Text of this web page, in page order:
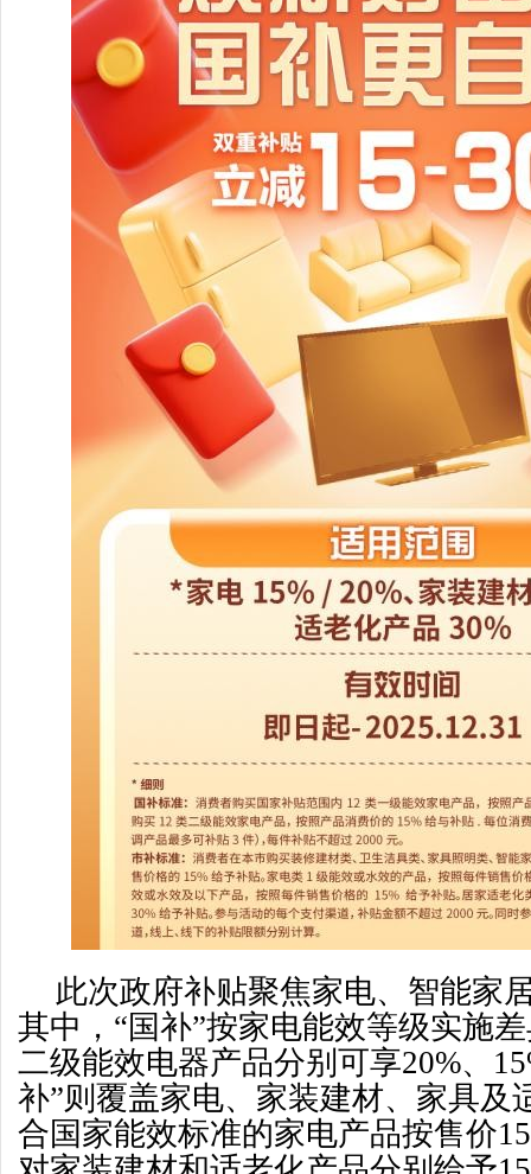
此次政府补贴聚焦家电、智能家
其中，“国补”按家电能效等级实施
二级能效电器产品分别可享20%、
补”则覆盖家电、家装建材、家具及
合国家能效标准的家电产品按售价